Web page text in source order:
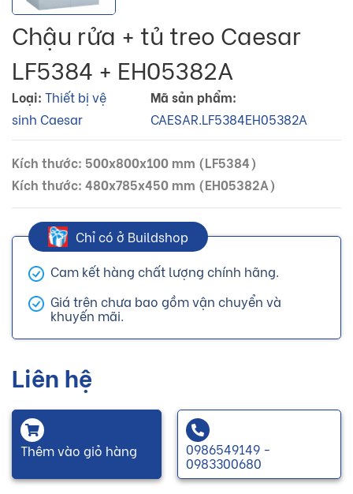
Chậu rửa + tủ treo Caesar
LF5384 + EH05382A
Loại: Thiết bị vệ
sinh Caesar
Mã sản phẩm:
CAESAR.LF5384EH05382A
Kích thước: 500x800x100 mm (LF5384)
Kích thước: 480x785x450 mm (EH05382A)
Chỉ có ở Buildshop
Cam kết hàng chất lượng chính hãng.
Giá trên chưa bao gồm vận chuyển và
khuyến mãi.
Liên hệ
Thêm vào giỏ hàng 0986549149 -
0983300680